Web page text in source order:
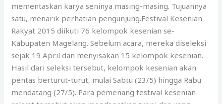
mementaskan karya seninya masing-masing. Tujuannya
satu, menarik perhatian pengunjung.Festival Kesenian
Rakyat 2015 diikuti 76 kelompok kesenian se-
Kabupaten Magelang. Sebelum acara, mereka diseleksi
sejak 19 April dan menyisakan 15 kelompok kesenian.
Hasil dari seleksi tersebut, kelompok kesenian akan
pentas berturut-turut, mulai Sabtu (23/5) hingga Rabu
mendatang (27/5). Para pemenang festival kesenian